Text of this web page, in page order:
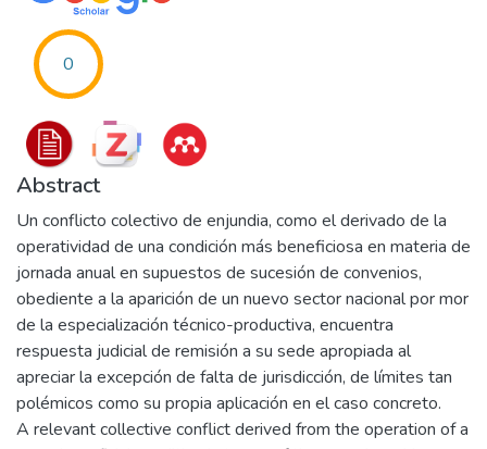
0
Abstract
Un conflicto colectivo de enjundia, como el derivado de la
operatividad de una condición más beneficiosa en materia de
jornada anual en supuestos de sucesión de convenios,
obediente a la aparición de un nuevo sector nacional por mor
de la especialización técnico-productiva, encuentra
respuesta judicial de remisión a su sede apropiada al
apreciar la excepción de falta de jurisdicción, de límites tan
polémicos como su propia aplicación en el caso concreto.
A relevant collective conflict derived from the operation of a